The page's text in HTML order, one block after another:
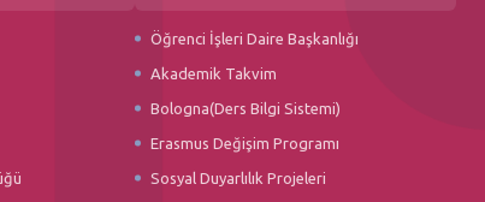
Öğrenci İşleri Daire Başkanlığı
Akademik Takvim
Bologna(Ders Bilgi Sistemi)
Erasmus Değişim Programı
Sosyal Duyarlılık Projeleri